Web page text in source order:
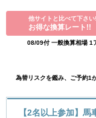
他サイトと比べて下さい!
お得な換算レート!!
08/09付 一般換算相場 1
為替リスクを鑑み、ご予約1
【2名以上参加】